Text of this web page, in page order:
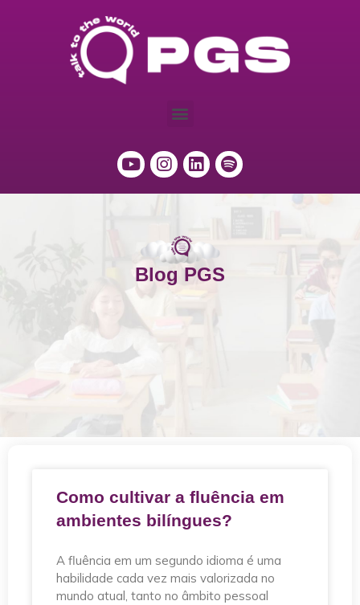
Blog PGS
Como cultivar a fluência em
ambientes bilíngues?
A fluência em um segundo idioma é uma
habilidade cada vez mais valorizada no
mundo atual, tanto no âmbito pessoal